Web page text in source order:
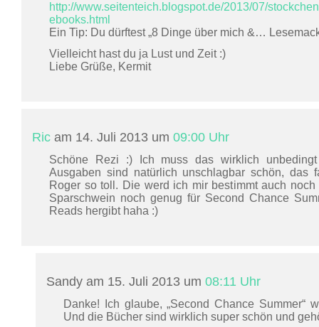
http://www.seitenteich.blogspot.de/2013/07/
ebooks.html
Ein Tip: Du dürftest „8 Dinge über mich &…
Vielleicht hast du ja Lust und Zeit :)
Liebe Grüße, Kermit
Ric am 14. Juli 2013 um 09:00 Uhr
Schöne Rezi :) Ich muss das wirklich
Ausgaben sind natürlich unschlagbar schön, das
Roger so toll. Die werd ich mir bestimmt auch
Sparschwein noch genug für Second Chance
Reads hergibt haha :)
Sandy am 15. Juli 2013 um 08:11 Uhr
Danke! Ich glaube, „Second Chance Summer“
Und die Bücher sind wirklich super schön und